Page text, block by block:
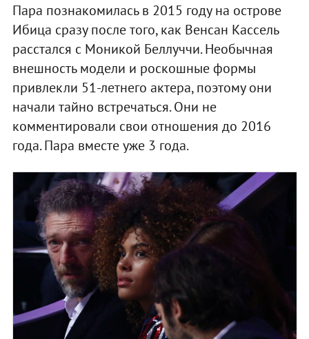
Пара познакомилась в 2015 году на острове
Ибица сразу после того, как Венсан Кассель
расстался с Моникой Беллуччи. Необычная
внешность модели и роскошные формы
привлекли 51-летнего актера, поэтому они
начали тайно встречаться. Они не
комментировали свои отношения до 2016
года. Пара вместе уже 3 года.